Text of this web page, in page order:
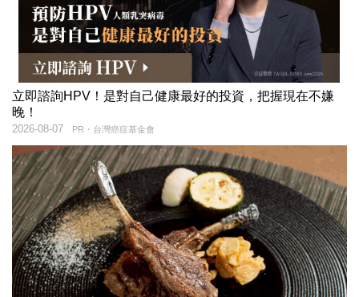
立即諮詢HPV！是對自己健康最好的投資，把握現在不嫌
晚！
PR・台灣癌症基金會
2026-08-07